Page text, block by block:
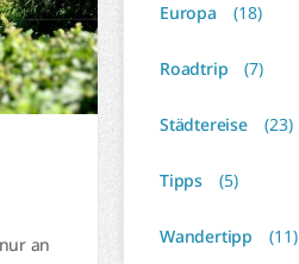
an
Europa (18)
Roadtrip (7)
Städtereise (23)
Tipps (5)
Wandertipp (11)